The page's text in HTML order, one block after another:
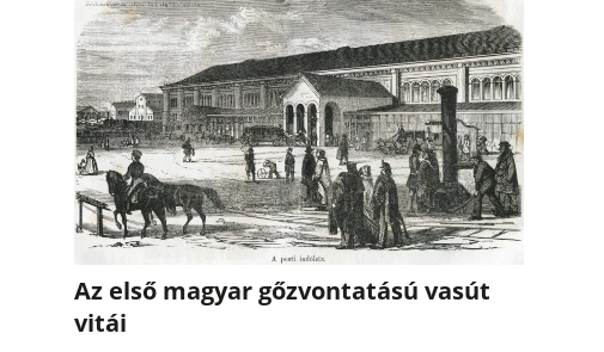
Az első magyar gőzvontatású vasút
vitái